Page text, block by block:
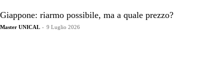
Giappone: riarmo possibile, ma a quale prezzo?
Master UNICAL - 9 Luglio 2026